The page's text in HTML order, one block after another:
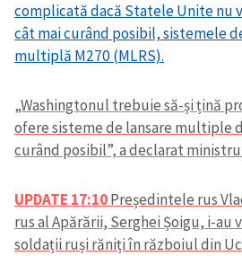
complicată dacă Statele Unite nu
cât mai curând posibil, sistemele
multiplă M270 (MLRS).
„Washingtonul trebuie să-și țină
ofere sisteme de lansare multiple
curând posibil”, a declarat
UPDATE 17:10Președintele rus
rus al Apărării, Serghei Șoigu, i-au
soldații ruși răniți în războiul din